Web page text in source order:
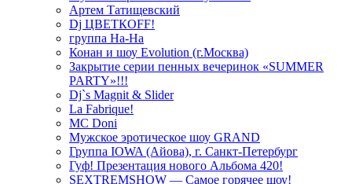
Артем Татищевский
Dj ЦВЕТКOFF!
группа На-На
Конан и шоу Evolution (г.Москва)
Закрытие серии пенных вечеринок «SUMMER
PARTY»!!!
Dj`s Magnit & Slider
La Fabrique!
MC Doni
Мужское эротическое шоу GRAND
Группа IOWA (Айова), г. Санкт-Петербург
Гуф! Презентация нового Альбома 420!
SEXTREMSHOW — Самое горячее шоу!